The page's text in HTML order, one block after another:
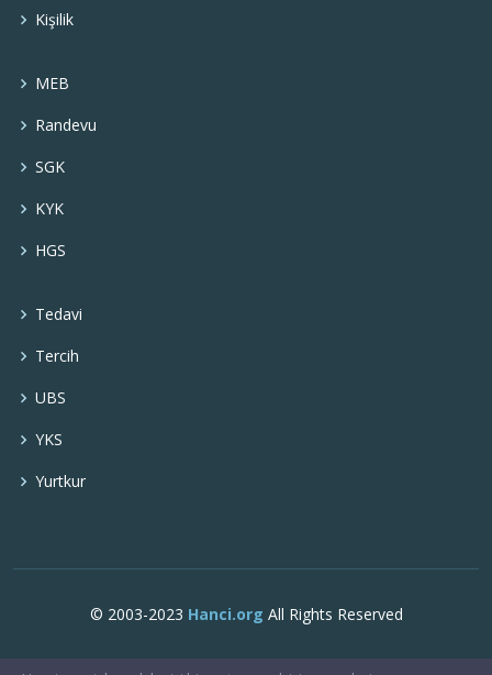
Kişilik
MEB
Randevu
SGK
KYK
HGS
Tedavi
Tercih
UBS
YKS
Yurtkur
© 2003-2023 Hanci.org All Rights Reserved